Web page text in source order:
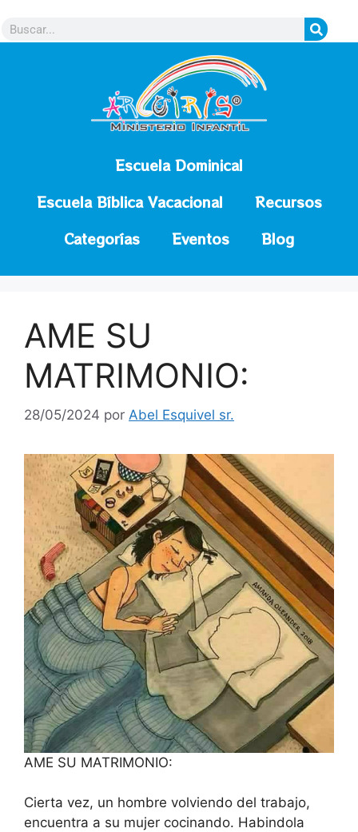
Escuela Dominical
Escuela Bíblica Vacacional
Recursos
Categorías
Eventos Blog
AME SU
MATRIMONIO:
28/05/2024 por Abel Esquivel sr.
AME SU MATRIMONIO:
Cierta vez, un hombre volviendo del trabajo,
encuentra a su mujer cocinando. Habindola